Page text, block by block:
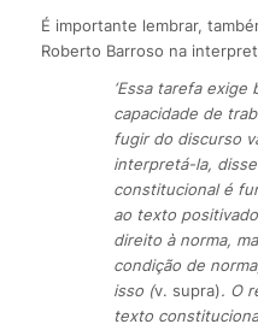
É importante lembrar,
Roberto Barroso na
‘Essa tarefa
capacidade de
fugir do discurso
interpretá-la,
constitucional é
ao texto
direito à norma,
condição de
isso (v. supra). O
texto